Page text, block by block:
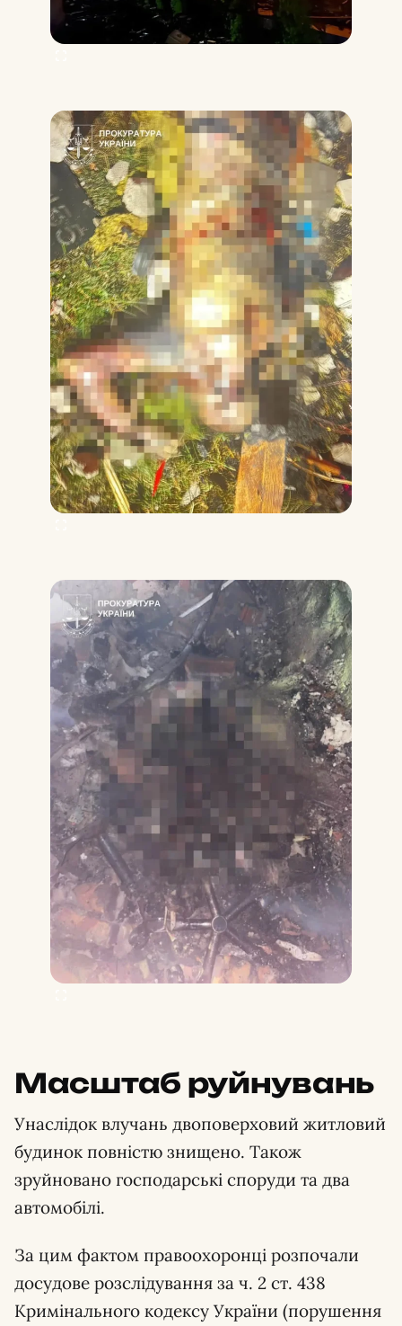
Масштаб руйнувань
Унаслідок влучань двоповерховий житловий
будинок повністю знищено. Також
зруйновано господарські споруди та два
автомобілі.
За цим фактом правоохоронці розпочали
досудове розслідування за ч. 2 ст. 438
Кримінального кодексу України (порушення